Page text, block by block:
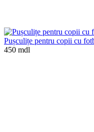
Pușculițe pentru copii cu
450 mdl